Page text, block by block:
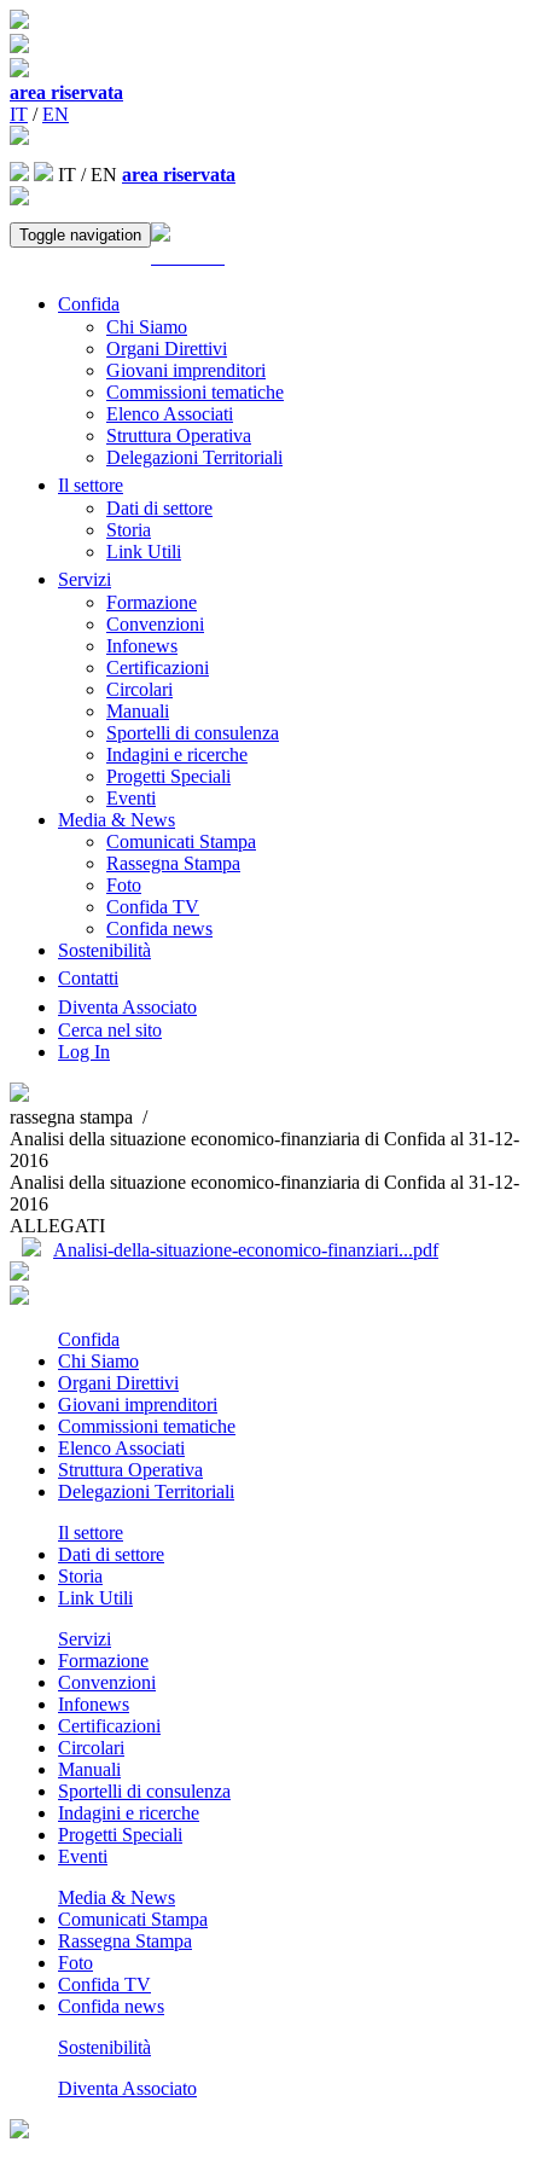
area riservata
IT /EN
IT /EN area riservata
Toggle navigation
Confida
Chi Siamo
Organi Direttivi
Giovani imprenditori
Commissioni tematiche
Elenco Associati
Struttura Operativa
Delegazioni Territoriali
Il settore
Dati di settore
Storia
Link Utili
Servizi
Formazione
Convenzioni
Infonews
Certificazioni
Circolari
Manuali
Sportelli di consulenza
Indagini e ricerche
Progetti Speciali
Eventi
Media & News
Comunicati Stampa
Rassegna Stampa
Foto
Confida TV
Confida news
Sostenibilità
Contatti
Diventa Associato
Cerca nel sito
Log In
rassegna stampa /
Analisi della situazione economico-finanziaria di Confida al 31-12-
2016
Analisi della situazione economico-finanziaria di Confida al 31-12-
2016
ALLEGATI
Analisi-della-situazione-economico-finanziari...pdf
Confida
Chi Siamo
Organi Direttivi
Giovani imprenditori
Commissioni tematiche
Elenco Associati
Struttura Operativa
Delegazioni Territoriali
Il settore
Dati di settore
Storia
Link Utili
Servizi
Formazione
Convenzioni
Infonews
Certificazioni
Circolari
Manuali
Sportelli di consulenza
Indagini e ricerche
Progetti Speciali
Eventi
Media & News
Comunicati Stampa
Rassegna Stampa
Foto
Confida TV
Confida news
Sostenibilità
Diventa Associato